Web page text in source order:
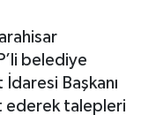
belediye
Başkanı
ederek talepleri